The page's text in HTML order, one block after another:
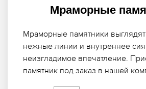
Мраморные памятники
нежные линии и внутреннее
неизгладимое впечатление.